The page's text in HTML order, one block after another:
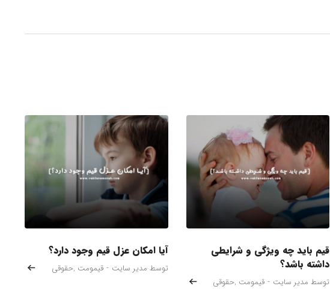
قیم باید چه ویژگی و شرایطی
داشته باشد؟
توسط مدیر سایت - حقوقی, قیمومت
آیا امکان عزل قیم وجود دارد؟
توسط مدیر سایت - حقوقی, قیمومت